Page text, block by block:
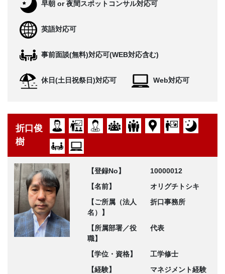
早朝 or 夜間スポットコンサル対応可
英語対応可
事前面談(無料)対応可(WEB対応含む)
休日(土日祝祭日)対応可 Web対応可
折口俊
樹
【登録No】
10000012
【名前】
オリグチトシキ
【ご所属（法人
名）】
折口事務所
【所属部署／役
職】
代表
【学位・資格】
工学修士
【経験】
マネジメント経験